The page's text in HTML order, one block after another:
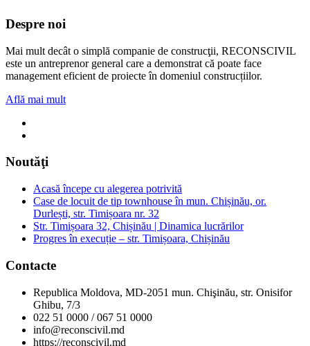
Despre noi
Mai mult decât o simplă companie de construcţii, RECONSCIVIL
este un antreprenor general care a demonstrat că poate face
management eficient de proiecte în domeniul construcțiilor.
Află mai mult
Noutăţi
Acasă începe cu alegerea potrivită
Case de locuit de tip townhouse în mun. Chișinău, or.
Durlești, str. Timișoara nr. 32
Str. Timișoara 32, Chișinău | Dinamica lucrărilor
Progres în execuție – str. Timișoara, Chișinău
Contacte
Republica Moldova, MD-2051 mun. Chişinău, str. Onisifor
Ghibu, 7/3
022 51 0000 / 067 51 0000
info@reconscivil.md
https://reconscivil.md